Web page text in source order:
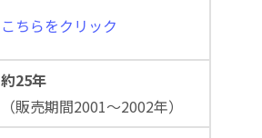
こちらをクリック
約25年
（販売期間2001～2002年）